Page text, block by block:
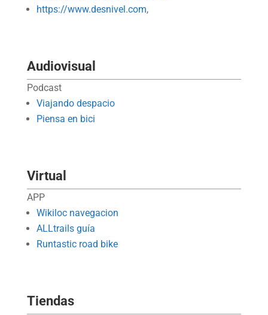
https://www.desnivel.com,
Audiovisual
Podcast
Viajando despacio
Piensa en bici
Virtual
APP
Wikiloc navegacion
ALLtrails guía
Runtastic road bike
Tiendas